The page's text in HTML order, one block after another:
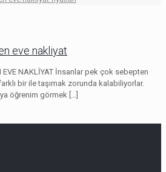
eve nakliyat
EVE NAKLİYAT İnsanlar pek çok sebepten
bir ile taşımak zorunda kalabiliyorlar.
öğrenim görmek